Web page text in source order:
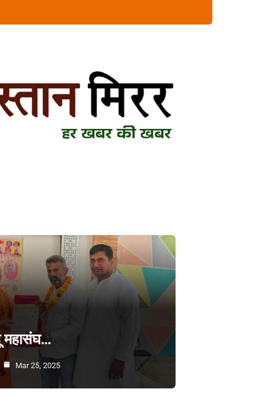
महासंघ…
Mar 25, 2025